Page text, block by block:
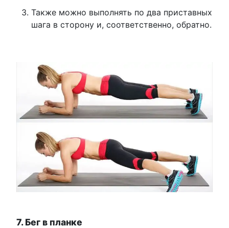
Также можно выполнять по два приставных
шага в сторону и, соответственно, обратно.
7. Бег в планке